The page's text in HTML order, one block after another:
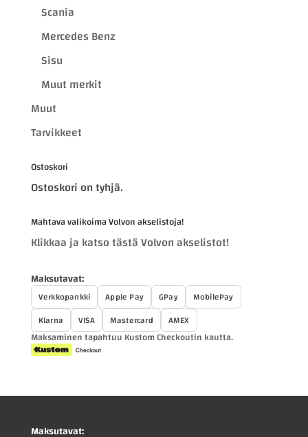
Scania
Mercedes Benz
Sisu
Muut merkit
Muut
Tarvikkeet
Ostoskori
Ostoskori on tyhjä.
Mahtava valikoima Volvon akselistoja!
Klikkaa ja katso tästä Volvon akselistot!
Maksutavat:
Verkkopankki Apple Pay GPay
MobilePay
Klarna
VISA Mastercard AMEX
Maksaminen tapahtuu Kustom Checkoutin kautta.
Maksutavat: